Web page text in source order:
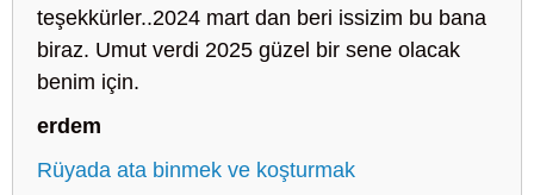
teşekkürler..2024 mart dan beri issizim bu bana
biraz. Umut verdi 2025 güzel bir sene olacak
benim için.
erdem
Rüyada ata binmek ve koşturmak